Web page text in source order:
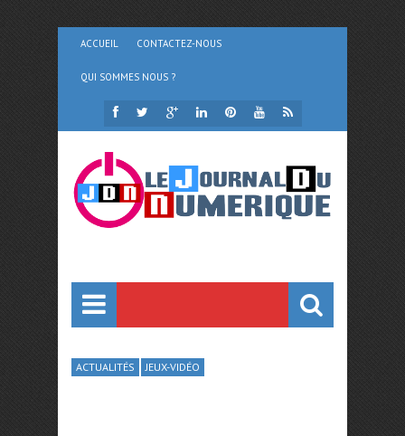
ACCUEIL CONTACTEZ-NOUS
QUI SOMMES NOUS ?
ACTUALITÉS JEUX-VIDÉO